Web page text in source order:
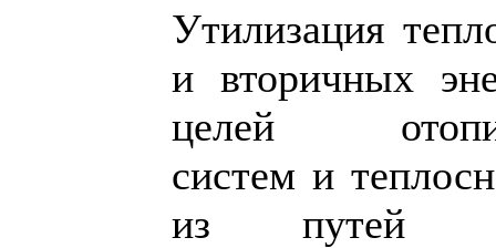
Утилизация
и вторичных
целей
систем и
из путей